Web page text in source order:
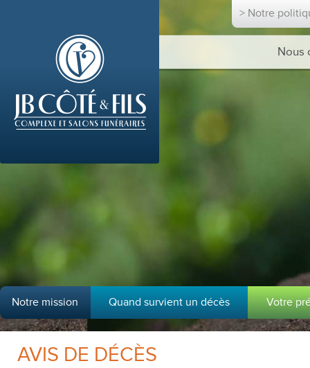
> Notre
Nous
Notre mission Quand survient un décès Votre
AVIS DE DÉCÈS